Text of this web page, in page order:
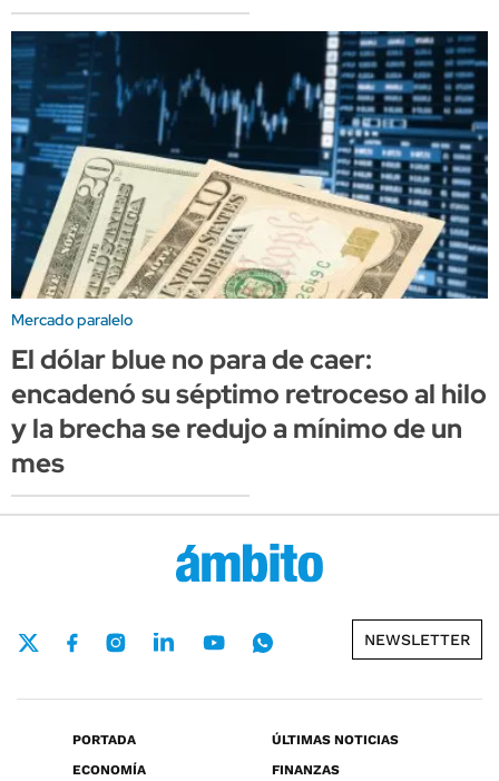
Mercado paralelo
El dólar blue no para de caer:
encadenó su séptimo retroceso al hilo
y la brecha se redujo a mínimo de un
mes
NEWSLETTER
PORTADA
ÚLTIMAS NOTICIAS
ECONOMÍA
FINANZAS